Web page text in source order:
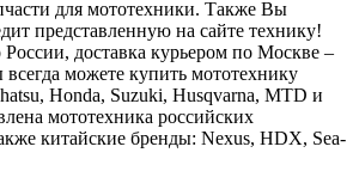
для мототехники. Также Вы
представленную на сайте технику!
России, доставка курьером по Москве –
можете купить мототехнику
Honda, Suzuki, Husqvarna, MTD и
мототехника российских
китайские бренды: Nexus, HDX, Sea-